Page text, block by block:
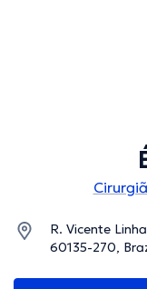
R. Vicente
60135-270,